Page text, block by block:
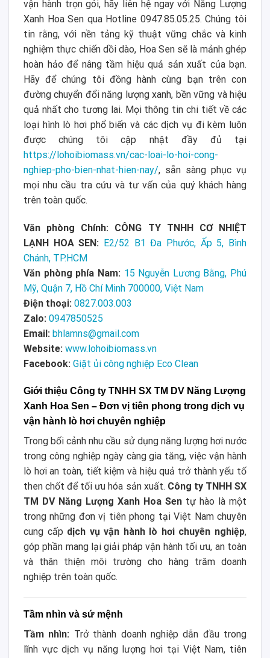
vận hành trọn gói, hãy liên hệ ngay với Năng Lượng
Xanh Hoa Sen qua Hotline 0947.85.05.25. Chúng tôi
tin rằng, với nền tảng kỹ thuật vững chắc và kinh
nghiệm thực chiến dồi dào, Hoa Sen sẽ là mảnh ghép
hoàn hảo để nâng tầm hiệu quả sản xuất của bạn.
Hãy để chúng tôi đồng hành cùng bạn trên con
đường chuyển đổi năng lượng xanh, bền vững và hiệu
quả nhất cho tương lai. Mọi thông tin chi tiết về các
loại hình lò hơi phổ biến và các dịch vụ đi kèm luôn
được chúng tôi cập nhật đầy đủ tại
https://lohoibiomass.vn/cac-loai-lo-hoi-cong-
nghiep-pho-bien-nhat-hien-nay/, sẵn sàng phục vụ
mọi nhu cầu tra cứu và tư vấn của quý khách hàng
trên toàn quốc.
Văn phòng Chính: CÔNG TY TNHH CƠ NHIỆT
LẠNH HOA SEN: E2/52 B1 Đa Phước, Ấp 5, Bình
Chánh, TP.HCM
Văn phòng phía Nam: 15 Nguyễn Lương Bằng, Phú
Mỹ, Quận 7, Hồ Chí Minh 700000, Việt Nam
Điện thoại: 0827.003.003
Zalo: 0947850525
Email: bhlamns@gmail.com
Website: www.lohoibiomass.vn
Facebook: Giặt ủi công nghiệp Eco Clean
Giới thiệu Công ty TNHH SX TM DV Năng Lượng
Xanh Hoa Sen – Đơn vị tiên phong trong dịch vụ
vận hành lò hơi chuyên nghiệp
Trong bối cảnh nhu cầu sử dụng năng lượng hơi nước
trong công nghiệp ngày càng gia tăng, việc vận hành
lò hơi an toàn, tiết kiệm và hiệu quả trở thành yếu tố
then chốt để tối ưu hóa sản xuất. Công ty TNHH SX
TM DV Năng Lượng Xanh Hoa Sen tự hào là một
trong những đơn vị tiên phong tại Việt Nam chuyên
cung cấp dịch vụ vận hành lò hơi chuyên nghiệp,
góp phần mang lại giải pháp vận hành tối ưu, an toàn
và thân thiện môi trường cho hàng trăm doanh
nghiệp trên toàn quốc.
Tầm nhìn và sứ mệnh
Tầm nhìn: Trở thành doanh nghiệp dẫn đầu trong
lĩnh vực dịch vụ năng lượng hơi tại Việt Nam, tiên